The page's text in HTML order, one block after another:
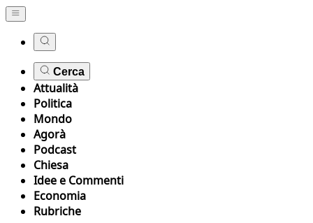
Cerca
Attualità
Politica
Mondo
Agorà
Podcast
Chiesa
Idee e Commenti
Economia
Rubriche